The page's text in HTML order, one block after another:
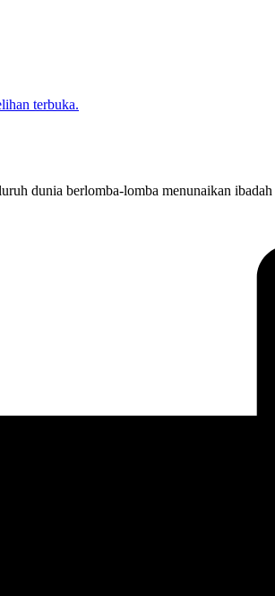
dunia berlomba-lomba menunaikan